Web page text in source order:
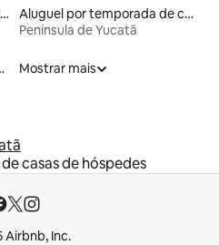
Aluguel por temporada de barcos
Aluguel por temporada de contêineres
Península de Yucatã
famílias
Mostrar mais
casas de hóspedes
Airbnb, Inc.